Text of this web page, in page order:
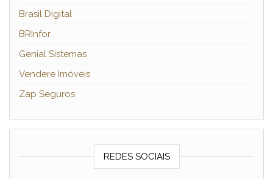
Brasil Digital
BRInfor
Genial Sistemas
Vendere Imóveis
Zap Seguros
REDES SOCIAIS